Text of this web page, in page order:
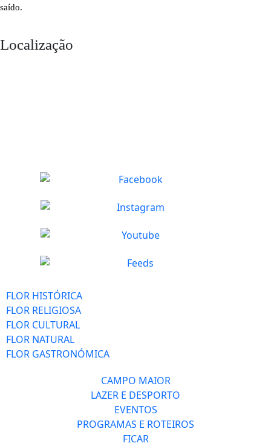
saído.
Localização
FLOR HISTÓRICA
FLOR RELIGIOSA
FLOR CULTURAL
FLOR NATURAL
FLOR GASTRONÓMICA
CAMPO MAIOR
LAZER E DESPORTO
EVENTOS
PROGRAMAS E ROTEIROS
FICAR